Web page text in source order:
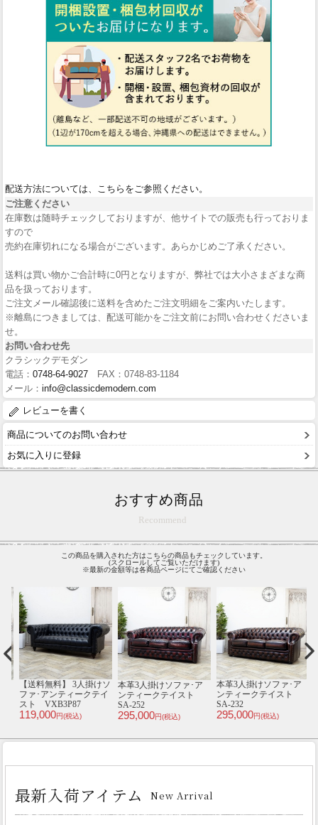
配送方法については、こちらをご参照ください。
ご注意ください
在庫数は随時チェックしておりますが、他サイトでの販売も行っておりま
すので
売約在庫切れになる場合がございます。あらかじめご了承ください。
送料は買い物かご合計時に0円となりますが、弊社では大小さまざまな商
品を扱っております。
ご注文メール確認後に送料を含めたご注文明細をご案内いたします。
※離島につきましては、配送可能かをご注文前にお問い合わせくださいま
せ。
お問い合わせ先
クラシックデモダン
電話： 0748-64-9027 FAX：0748-83-1184
メール： info@classicdemodern.com
レビューを書く
商品についてのお問い合わせ
お気に入りに登録
おすすめ商品
Recommend
この商品を購入された方はこちらの商品もチェックしています。
(スクロールしてご覧いただけます)
※最新の金額等は各商品ページにてご確認ください
【送料無料】 3人掛けソ
ファ･アンティークテイ
スト VXB3P87
119,000円(税込)
本革3人掛けソファ･ア
ンティークテイスト
SA-252
295,000円(税込)
本革3人掛けソファ･ア
ンティークテイスト
SA-232
295,000円(税込)